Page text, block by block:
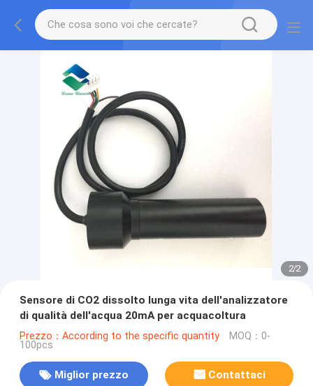
2/2
Sensore di CO2 dissolto lunga vita dell'analizzatore
di qualità dell'acqua 20mA per acquacoltura
Prezzo：According to the specific quantity MOQ：0-
100pcs
Miglior prezzo Contattaci